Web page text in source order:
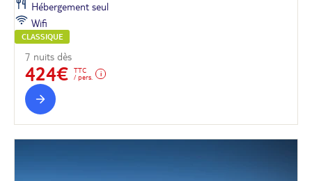
Hébergement seul
Wifi
CLASSIQUE
7 nuits dès
424€
TTC
/ pers.